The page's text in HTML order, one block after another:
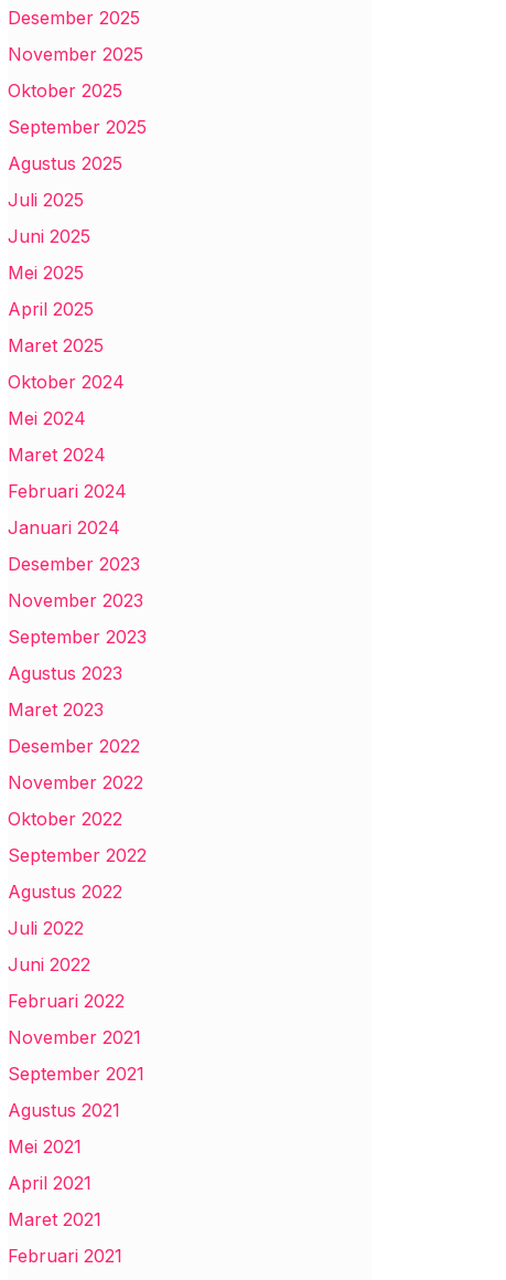
Desember 2025
November 2025
Oktober 2025
September 2025
Agustus 2025
Juli 2025
Juni 2025
Mei 2025
April 2025
Maret 2025
Oktober 2024
Mei 2024
Maret 2024
Februari 2024
Januari 2024
Desember 2023
November 2023
September 2023
Agustus 2023
Maret 2023
Desember 2022
November 2022
Oktober 2022
September 2022
Agustus 2022
Juli 2022
Juni 2022
Februari 2022
November 2021
September 2021
Agustus 2021
Mei 2021
April 2021
Maret 2021
Februari 2021